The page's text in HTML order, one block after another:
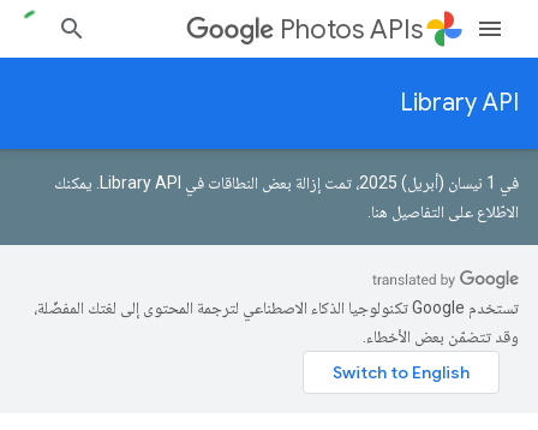
Photos APIs
Library API
في 1 نيسان (أبريل) 2025، تمت إزالة بعض النطاقات في Library API.
يمكنك
الاطّلاع على التفاصيل هنا
تستخدم Google تكنولوجيا الذكاء الاصطناعي لترجمة المحتوى إلى لغتك المفضّلة،
وقد تتضمّن بعض الأخطاء.